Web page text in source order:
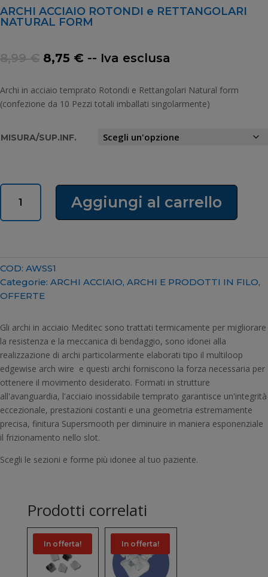
ARCHI ACCIAIO ROTONDI e RETTANGOLARI
NATURAL FORM
8,99€ Il
originale
era:
8,75 €Il
attuale
è:
-- Iva esclusa
Archi in acciaio temprato Rotondi e Rettangolari Natural form
(confezione da 10 Pezzi totali imballati singolarmente)
MISURA/SUP.INF.
ARCHI
ACCIAIO
ROTONDI
FORM
quantità
Aggiungi al carrello
COD: AWSS1
Categorie: ARCHI ACCIAIO, ARCHI E PRODOTTI IN FILO,
OFFERTE
Gli archi in acciaio Meditec sono trattati termicamente per migliorare
la resistenza e la meccanica di bendaggio, sono idonei alla
realizzazione di archi particolarmente elaborati tipo il multiloop
edgewise arch wire e questi archi forniscono la forza necessaria per
ottenere il movimento desiderato. Formati in strutture
all'avanguardia, l'acciaio inossidabile temprato garantisce un'integrità
eccezionale, prestazioni costanti e una geometria estremamente
precisa, finitura Supersmooth per diminuire in maniera esponenziale
il frizionamento nello slot.
Scegli le sezioni e forme più idonee al tuo paziente.
Prodotti correlati
In offerta! In offerta!